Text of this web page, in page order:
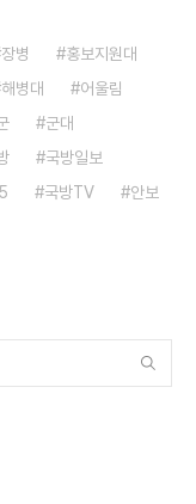
장병
홍보지원대
해병대
어울림
군대
국방일보
국방TV 안보